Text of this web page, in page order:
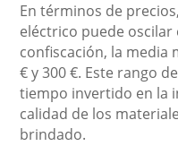
En términos de
eléctrico puede oscilar
confiscación, la media
€ y 300 €. Este rango
tiempo invertido en la
calidad de los
brindado.